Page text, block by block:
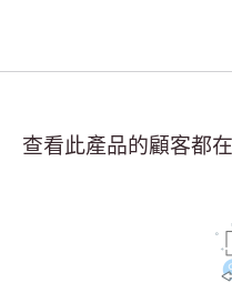
查看此產品的顧客都